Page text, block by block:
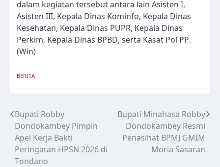
dalam kegiatan tersebut antara lain Asisten I,
Asisten III, Kepala Dinas Kominfo, Kepala Dinas
Kesehatan, Kepala Dinas PUPR, Kepala Dinas
Perkim, Kepala Dinas BPBD, serta Kasat Pol PP.
(Win)
BERITA
Navigasi
pos
Bupati Robby
Dondokambey Pimpin
Apel Kerja Bakti
Peringatan HPSN 2026 di
Tondano
Bupati Minahasa Robby
Dondokambey Resmi
Penasihat BPMJ GMIM
Moria Sasaran